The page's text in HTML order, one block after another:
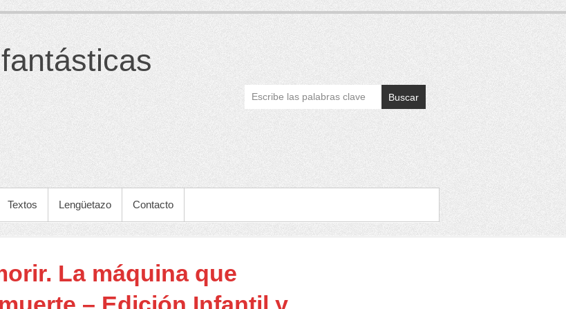
Buscar
Textos Lengüetazo Contacto
La máquina que